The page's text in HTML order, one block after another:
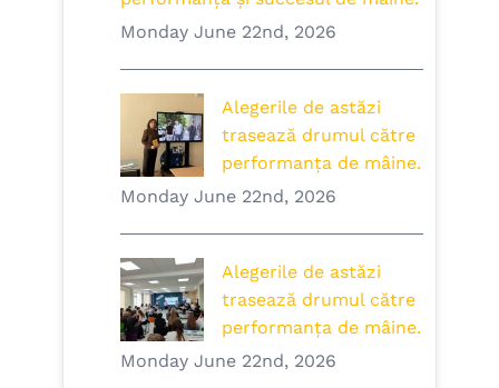
Monday June 22nd, 2026
Alegerile de astăzi
trasează drumul către
performanța de mâine.
Monday June 22nd, 2026
Alegerile de astăzi
trasează drumul către
performanța de mâine.
Monday June 22nd, 2026